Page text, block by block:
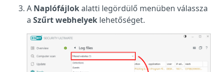
A Naplófájlokalatti legördülő menüben válassza
a Szűrt webhelyek lehetőséget.